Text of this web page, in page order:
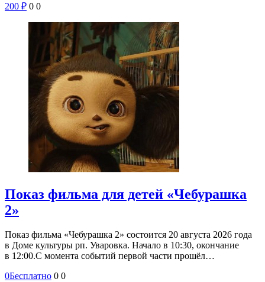
200 ₽ 0 0
Показ фильма для детей «Чебурашка
2»
Показ фильма «Чебурашка 2» состоится 20 августа 2026 года
в Доме культуры рп. Уваровка. Начало в 10:30, окончание
в 12:00.С момента событий первой части прошёл…
0Бесплатно 0 0